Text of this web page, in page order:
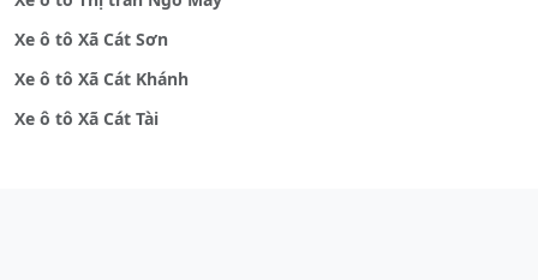
Xe ô tô Xã Cát Sơn
Xe ô tô Xã Cát Khánh
Xe ô tô Xã Cát Tài